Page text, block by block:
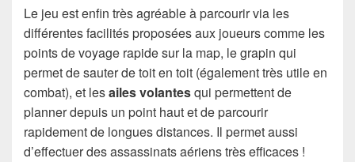
Le jeu est enfin très agréable à parcourir via les
différentes facilités proposées aux joueurs comme les
points de voyage rapide sur la map, le grapin qui
permet de sauter de toit en toit (également très utile en
combat), et lesailes volantesqui permettent de
planner depuis un point haut et de parcourir
rapidement de longues distances. Il permet aussi
d’effectuer des assassinats aériens très efficaces !